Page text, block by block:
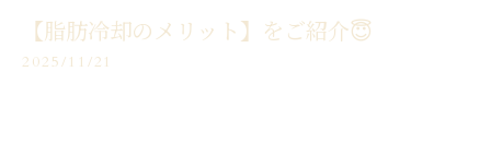
【脂肪冷却のメリット】をご紹介😇
2025/11/21